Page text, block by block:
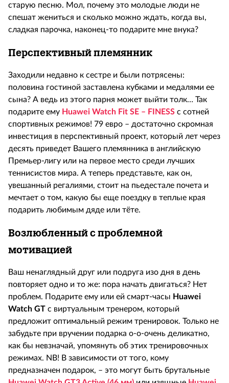
старую песню. Мол, почему это молодые люди не
спешат жениться и сколько можно ждать, когда вы,
сладкая парочка, наконец-то подарите мне внука?
Перспективный племянник
Заходили недавно к сестре и были потрясены:
половина гостиной заставлена кубками и медалями ее
сына? А ведь из этого парня может выйти толк… Так
подарите ему Huawei Watch Fit SE – FINESS с сотней
спортивных режимов! 79 евро – достаточно скромная
инвестиция в перспективный проект, который лет через
десять приведет Вашего племянника в английскую
Премьер-лигу или на первое место среди лучших
теннисистов мира. А теперь представьте, как он,
увешанный регалиями, стоит на пьедестале почета и
мечтает о том, какую бы еще поездку в теплые края
подарить любимым дяде или тёте.
Возлюбленный с проблемной
мотивацией
Ваш ненаглядный друг или подруга изо дня в день
повторяет одно и то же: пора начать двигаться? Нет
проблем. Подарите ему или ей смарт-часы Huawei
Watch GT с виртуальным тренером, который
предложит оптимальный режим тренировок. Только не
забудьте при вручении подарка о-о-очень деликатно,
как бы невзначай, упомянуть об этих тренировочных
режимах. NB! В зависимости от того, кому
предназначен подарок, – это могут быть брутальные